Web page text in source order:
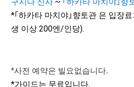
*「하카타 마치야」향토관 은 입장
생 이상 200엔/인당).
*사전 예약은 빌요없습니다.
*가이드는 무료입니다.